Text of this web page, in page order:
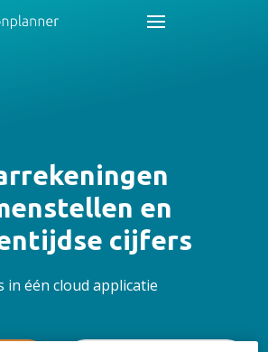
en
cijfers
in één cloud applicatie